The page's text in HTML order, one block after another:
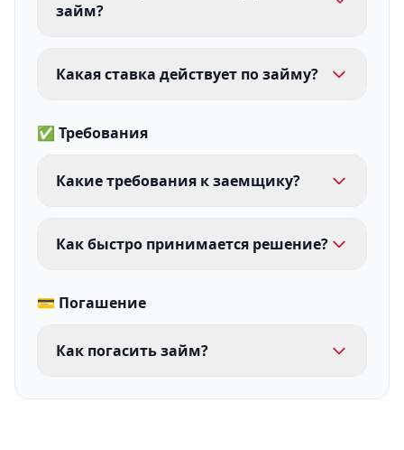
займ?
Какая ставка действует по займу?
✅ Требования
Какие требования к заемщику?
Как быстро принимается решение?
💳 Погашение
Как погасить займ?